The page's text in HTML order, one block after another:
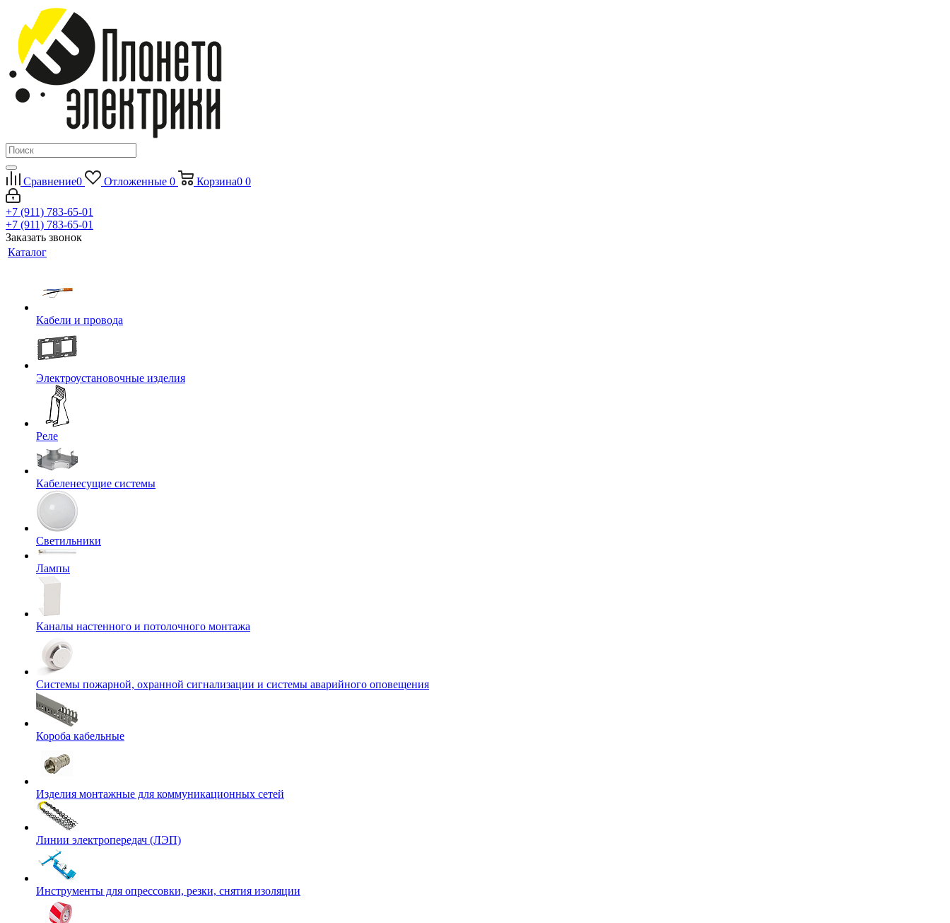
Сравнение0 Отложенные 0 Корзина0 0
+7 (911) 783-65-01
+7 (911) 783-65-01
Заказать звонок
Каталог
Кабели и провода
Электроустановочные изделия
Реле
Кабеленесущие системы
Светильники
Лампы
Каналы настенного и потолочного монтажа
Системы пожарной, охранной сигнализации и системы аварийного оповещения
Короба кабельные
Изделия монтажные для коммуникационных сетей
Линии электропередач (ЛЭП)
Инструменты для опрессовки, резки, снятия изоляции